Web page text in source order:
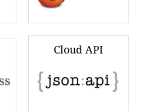
Cloud API